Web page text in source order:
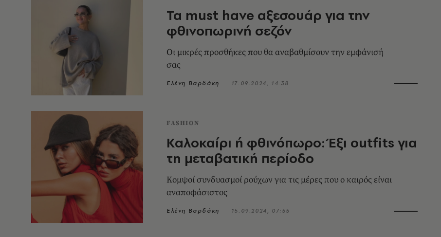
Τα must have αξεσουάρ για την
φθινοπωρινή σεζόν
Οι μικρές προσθήκες που θα αναβαθμίσουν την εμφάνισή
σας
Ελένη Βαρδάκη 17.09.2024, 14:38
FASHION
Καλοκαίρι ή φθινόπωρο: Έξι outfits για
τη μεταβατική περίοδο
Κομψοί συνδυασμοί ρούχων για τις μέρες που ο καιρός είναι
αναποφάσιστος
Ελένη Βαρδάκη 15.09.2024, 07:55